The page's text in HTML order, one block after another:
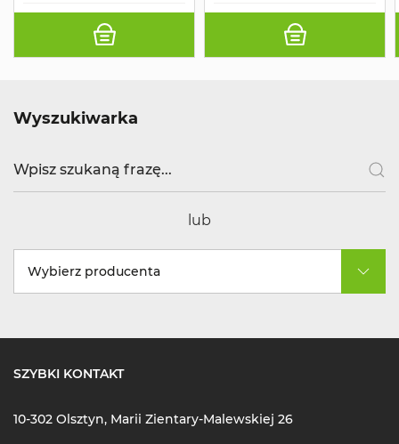
Wyszukiwarka
lub
Wybierz producenta
SZYBKI KONTAKT
10-302 Olsztyn, Marii Zientary-Malewskiej 26